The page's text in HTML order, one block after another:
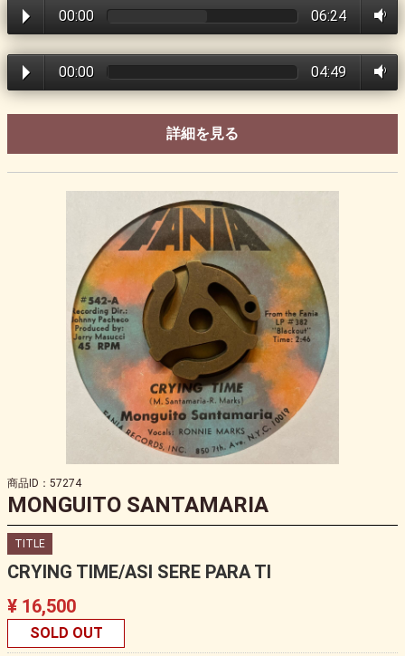
00:00 06:24
00:00 04:49
詳細を見る
商品ID：57274
MONGUITO SANTAMARIA
TITLE
CRYING TIME/ASI SERE PARA TI
¥ 16,500
SOLD OUT